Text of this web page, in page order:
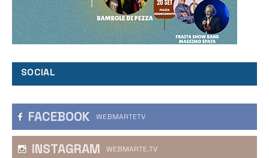
SOCIAL
FACEBOOK WEBMARTETV
INSTAGRAM WEBMARTE.TV